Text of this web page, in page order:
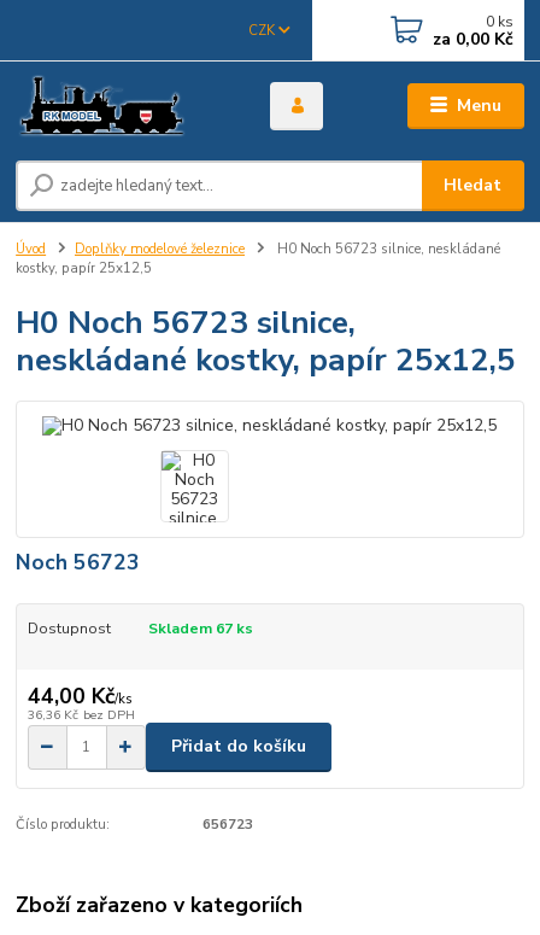
Menu
CZK
Hledat
0 ks
za 0,00 Kč
Úvod Doplňky modelové železnice
H0 Noch 56723 silnice, neskládané
kostky, papír 25x12,5
H0 Noch 56723 silnice,
neskládané kostky, papír 25x12,5
Noch 56723
Dostupnost Skladem 67 ks
44,00 Kč/ks
36,36 Kč bez DPH
Přidat do košíku
Číslo produktu: 656723
Zboží zařazeno v kategoriích